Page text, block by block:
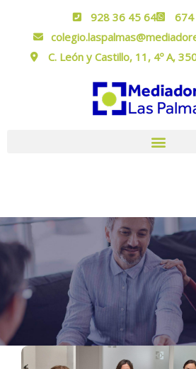
928 36 45 64
C. León y Castillo, 11, 4º A,